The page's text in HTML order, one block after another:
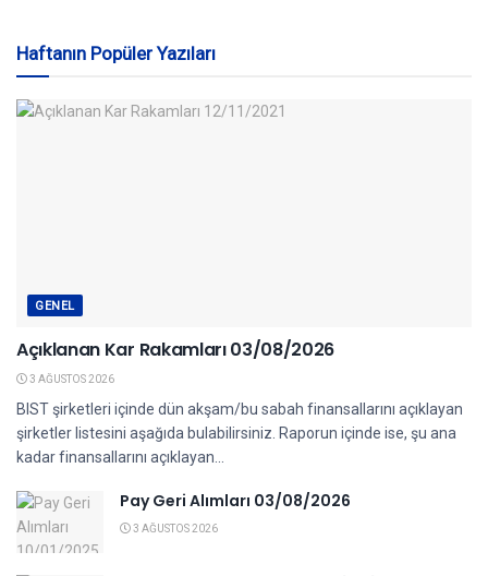
Haftanın Popüler Yazıları
GENEL
Açıklanan Kar Rakamları 03/08/2026
3 AĞUSTOS 2026
BIST şirketleri içinde dün akşam/bu sabah finansallarını açıklayan
şirketler listesini aşağıda bulabilirsiniz. Raporun içinde ise, şu ana
kadar finansallarını açıklayan...
Pay Geri Alımları 03/08/2026
3 AĞUSTOS 2026